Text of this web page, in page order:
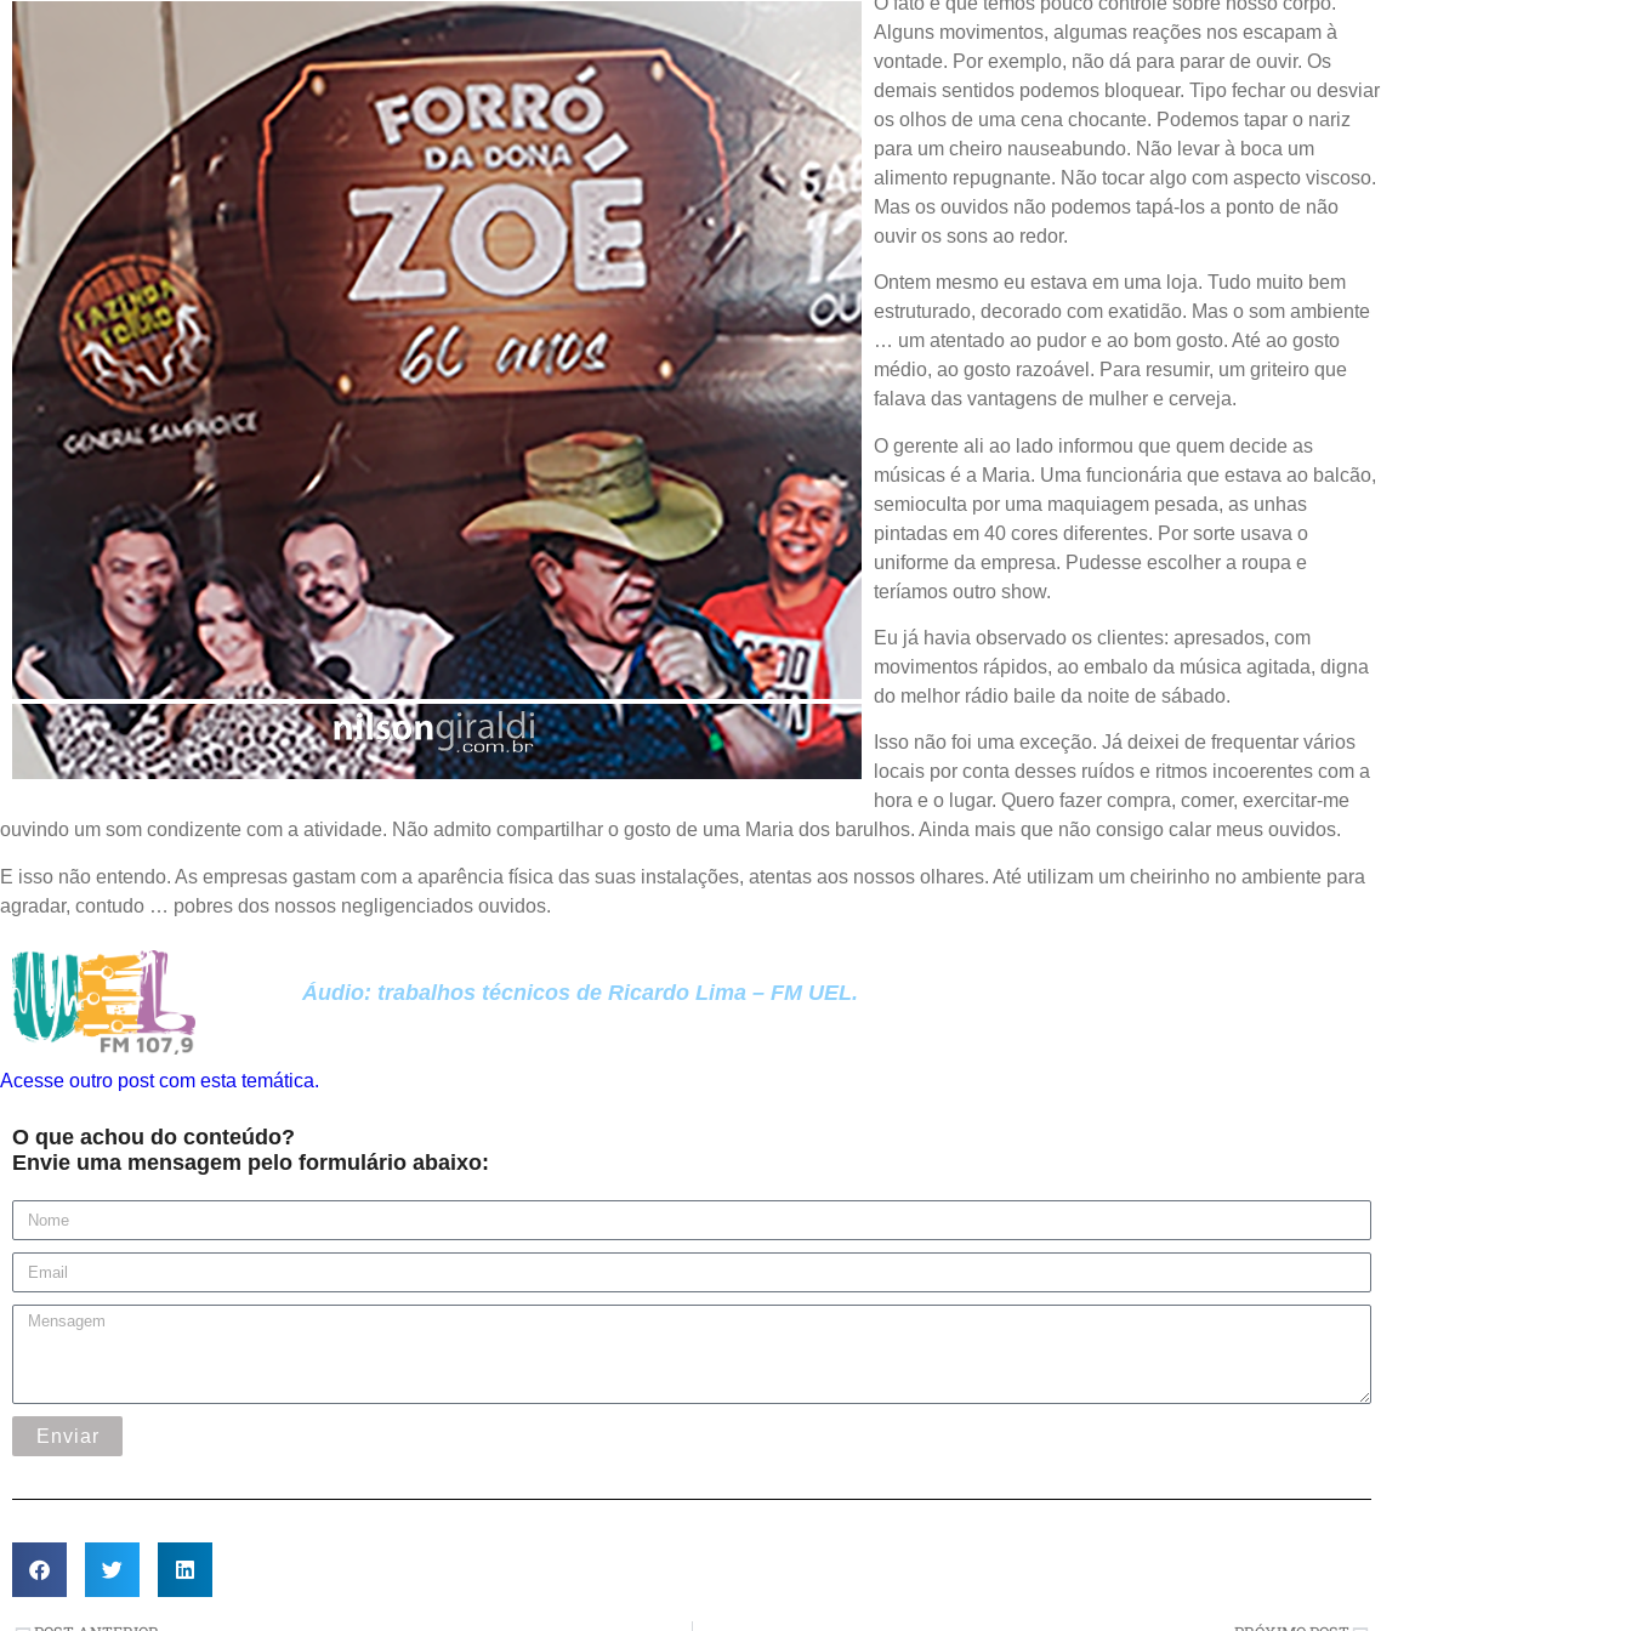
volume.
Alguns movimentos, algumas reações nos escapam à
vontade. Por exemplo, não dá para parar de ouvir. Os
demais sentidos podemos bloquear. Tipo fechar ou desviar
os olhos de uma cena chocante. Podemos tapar o nariz
para um cheiro nauseabundo. Não levar à boca um
alimento repugnante. Não tocar algo com aspecto viscoso.
Mas os ouvidos não podemos tapá-los a ponto de não
ouvir os sons ao redor.
Ontem mesmo eu estava em uma loja. Tudo muito bem
estruturado, decorado com exatidão. Mas o som ambiente
… um atentado ao pudor e ao bom gosto. Até ao gosto
médio, ao gosto razoável. Para resumir, um griteiro que
falava das vantagens de mulher e cerveja.
O gerente ali ao lado informou que quem decide as
músicas é a Maria. Uma funcionária que estava ao balcão,
semioculta por uma maquiagem pesada, as unhas
pintadas em 40 cores diferentes. Por sorte usava o
uniforme da empresa. Pudesse escolher a roupa e
teríamos outro show.
Eu já havia observado os clientes: apresados, com
movimentos rápidos, ao embalo da música agitada, digna
do melhor rádio baile da noite de sábado.
Isso não foi uma exceção. Já deixei de frequentar vários
locais por conta desses ruídos e ritmos incoerentes com a
hora e o lugar. Quero fazer compra, comer, exercitar-me
ouvindo um som condizente com a atividade. Não admito compartilhar o gosto de uma Maria dos barulhos. Ainda mais que não consigo calar meus ouvidos.
E isso não entendo. As empresas gastam com a aparência física das suas instalações, atentas aos nossos olhares. Até utilizam um cheirinho no ambiente para
agradar, contudo … pobres dos nossos negligenciados ouvidos.
Áudio: trabalhos técnicos de Ricardo Lima – FM UEL.
Acesse outro post com esta temática.
O que achou do conteúdo?
Envie uma mensagem pelo formulário abaixo:
Enviar